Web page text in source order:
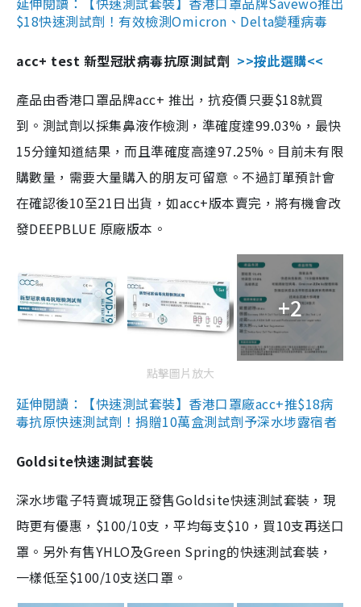
$18快速測試劑！有效檢測Omicron、Delta變種病毒
acc+ test 新型冠狀病毒抗原測試劑 >>按此選購<<
產品由香港口罩品牌acc+ 推出，抗疫價只要$18就買
到。測試劑以採集鼻液作檢測，準確度達99.03%，最快
15分鐘知道結果，而且準確度高達97.25%。目前未有限
購數量，需要大量購入的朋友可留意。不過訂單預計會
在確認後10至21日出貨，如acc+版本賣完，將有機會改
發DEEPBLUE 原廠版本。
+2
點擊圖片放大
延伸閱讀：【快速測試套裝】香港口罩廠acc+推$18病
毒抗原快速測試劑！捐贈10萬盒測試劑予深水埗露宿者
Goldsite快速測試套裝
深水埗電子特賣城現正發售Goldsite快速測試套裝，現
時更有優惠，$100/10支，平均每支$10，買10支再送口
罩。另外有售YHLO及Green Spring的快速測試套裝，
一樣低至$100/10支送口罩。